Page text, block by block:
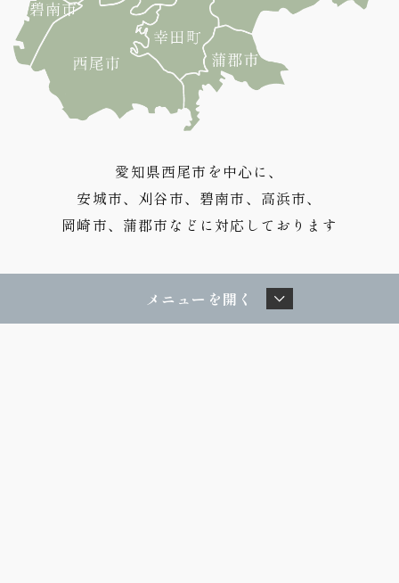
愛知県西尾市を中心に、
安城市、刈谷市、碧南市、高浜市、
岡崎市、蒲郡市などに対応しております
メニューを開く